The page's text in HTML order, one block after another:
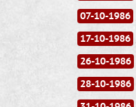
07-10-1986
17-10-1986
26-10-1986
28-10-1986